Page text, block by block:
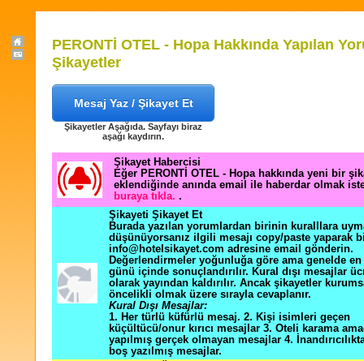
PERONTİ OTEL - Hopa Hakkında Yapılan
Şikayetler
Mesaj Yaz / Şikayet Et
Şikayetler Aşağıda. Sayfayı biraz
aşağı kaydırın.
Şikayet Habercisi
Eğer PERONTİ OTEL - Hopa hakkında yeni bir
eklendiğinde anında email ile haberdar olmak
buraya tıkla. .
Şikayeti Şikayet Et
Burada yazılan yorumlardan birinin kuralllara
düşünüyorsanız ilgili mesajı copy/paste yaparak
info@hotelsikayet.com adresine email gönderin.
Değerlendirmeler yoğunluğa göre ama genelde
günü içinde sonuçlandırılır. Kural dışı mesajlar
olarak yayından kaldırılır. Ancak şikayetler
öncelikli olmak üzere sırayla cevaplanır.
Kural Dışı Mesajlar:
1. Her türlü küfürlü mesaj. 2. Kişi isimleri geçen
küçültücü/onur kırıcı mesajlar 3. Oteli karama
yapılmış gerçek olmayan mesajlar 4.
boş yazılmış mesajlar.